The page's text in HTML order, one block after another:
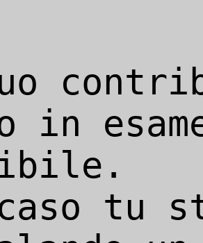
in
tu